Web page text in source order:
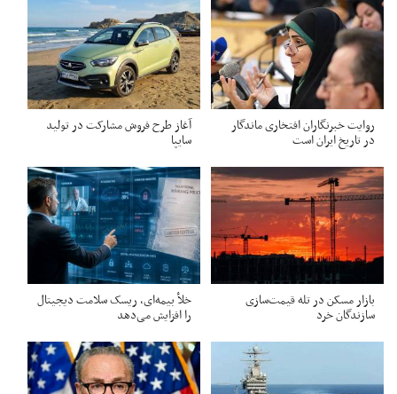
روایت خبرنگاران افتخاری ماندگار
در تاریخ ایران است
آغاز طرح فروش مشارکت در تولید
سایپا
بازار مسکن در تله قیمت‌سازی
سازندگان خرد
خلأ بیمه‌ای، ریسک سلامت دیجیتال
را افزایش می‌دهد